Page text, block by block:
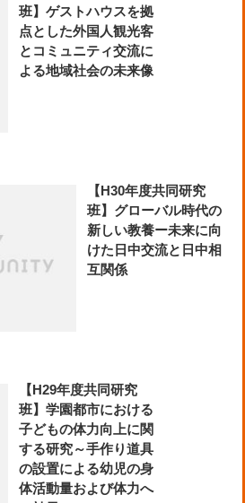
班】ゲストハウスを拠
点とした外国人観光客
とコミュニティ交流に
よる地域社会の未来像
【H30年度共同研究
班】グローバル時代の
新しい教養ー未来に向
けた日中交流と日中相
互関係
【H29年度共同研究
班】学園都市における
子どもの体力向上に関
する研究～手作り道具
の設置による幼児の身
体活動量および体力へ